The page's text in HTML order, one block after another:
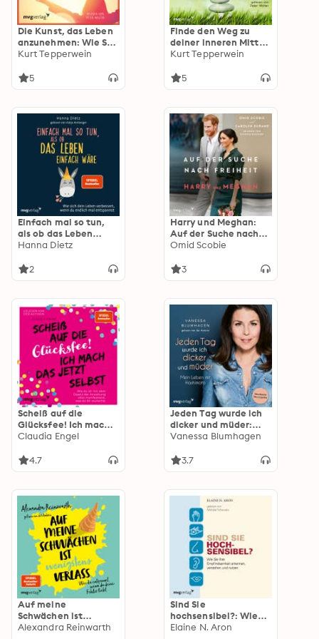
Die Kunst, das Leben
anzunehmen: Wie Sie
wahre Stärke für die
des Alltags gewinnen
Kurt Tepperwein
5
Finde den Weg zu
deiner inneren Mitte:
Die Praxis der wahren
Kurt Tepperwein
5
Einfach mal so tun,
als ob das Leben
einfach wäre: Wie
verbessert, wenn du
Hanna Dietz
2
Harry und Meghan:
Auf der Suche nach
Freiheit
Omid Scobie
3
Scheiß auf die
Glücksfee! Ich mach
das jetzt selbst: Wie
der Anziehung alles
Claudia Engel
4.7
Jeden Tag wurde ich
dicker und müder:
Mein Leben mit
Aktualisierte
Vanessa Blumhagen
3.7
Auf meine
Schwächen ist
wenigstens Verlass:
Alexandra Reinwarth
Sind Sie
hochsensibel?: Wie
Sie Ihre
Elaine N. Aron